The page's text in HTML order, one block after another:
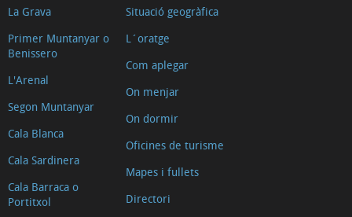
La Grava
Primer Muntanyar o
Benissero
L'Arenal
Segon Muntanyar
Cala Blanca
Cala Sardinera
Cala Barraca o
Portitxol
Situació geogràfica
L´oratge
Com aplegar
On menjar
On dormir
Oficines de turisme
Mapes i fullets
Directori